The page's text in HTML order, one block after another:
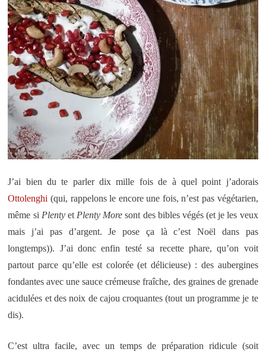
J’ai bien du te parler dix mille fois de à quel point j’adorais
Ottolenghi (qui, rappelons le encore une fois, n’est pas végétarien,
même si PlentyetPlenty More sont des bibles végés (et je les veux
mais j’ai pas d’argent. Je pose ça là c’est Noël dans pas
longtemps)). J’ai donc enfin testé sa recette phare, qu’on voit
partout parce qu’elle est colorée (et délicieuse) : des aubergines
fondantes avec une sauce crémeuse fraîche, des graines de grenade
acidulées et des noix de cajou croquantes (tout un programme je te
dis).
C’est ultra facile, avec un temps de préparation ridicule (soit